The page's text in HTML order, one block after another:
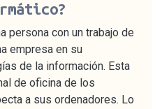
persona con un trabajo de
empresa en su
de la información. Esta
de oficina de los
a sus ordenadores. Lo